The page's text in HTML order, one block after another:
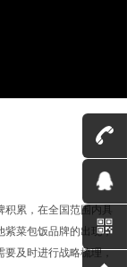
0531-
58560791
QQ客服
累，在全国范围内具
紫菜包饭品牌的出现，
要及时进行战略梳理，